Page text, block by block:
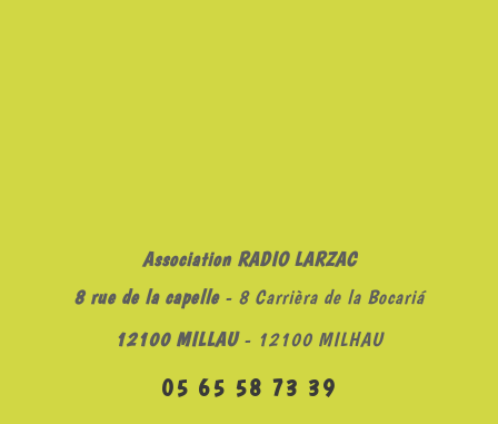
Association RADIO LARZAC
8 rue de la capelle- 8 Carrièra de la Bocariá
12100 MILLAU- 12100 MILHAU
05 65 58 73 39